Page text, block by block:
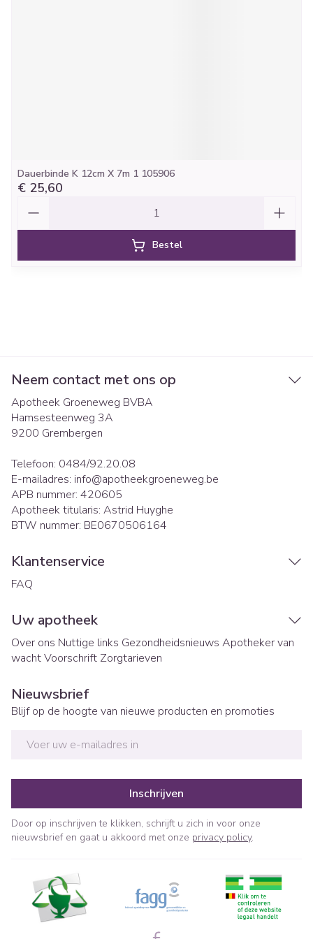
Dauerbinde K 12cm X 7m 1 105906
€ 25,60
Bestel
Neem contact met ons op
Apotheek Groeneweg BVBA
Hamsesteenweg 3A
9200 Grembergen
Telefoon: 0484/92.20.08
E-mailadres: info@apotheekgroeneweg.be
APB nummer: 420605
Apotheek titularis: Astrid Huyghe
BTW nummer: BE0670506164
Klantenservice
FAQ
Uw apotheek
Over ons Nuttige links Gezondheidsnieuws Apotheker van
wachtVoorschrift Zorgtarieven
Nieuwsbrief
Blijf op de hoogte van nieuwe producten en promoties
Inschrijven
Door op inschrijven te klikken, schrijft u zich in voor onze
nieuwsbrief en gaat u akkoord met onze privacy policy.